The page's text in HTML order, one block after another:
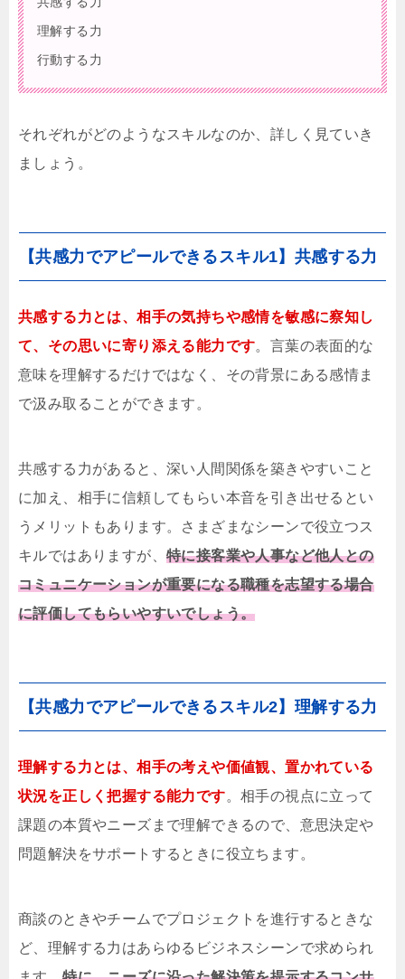
理解する力
行動する力
それぞれがどのようなスキルなのか、詳しく見ていき
ましょう。
【共感力でアピールできるスキル1】共感する力
共感する力とは、相手の気持ちや感情を敏感に察知し
て、その思いに寄り添える能力です。言葉の表面的な
意味を理解するだけではなく、その背景にある感情ま
で汲み取ることができます。
共感する力があると、深い人間関係を築きやすいこと
に加え、相手に信頼してもらい本音を引き出せるとい
うメリットもあります。さまざまなシーンで役立つス
キルではありますが、 特に接客業や人事など他人との
コミュニケーションが重要になる職種を志望する場合
に評価してもらいやすいでしょう。
【共感力でアピールできるスキル2】理解する力
理解する力とは、相手の考えや価値観、置かれている
状況を正しく把握する能力です。相手の視点に立って
課題の本質やニーズまで理解できるので、意思決定や
問題解決をサポートするときに役立ちます。
商談のときやチームでプロジェクトを進行するときな
ど、理解する力はあらゆるビジネスシーンで求められ